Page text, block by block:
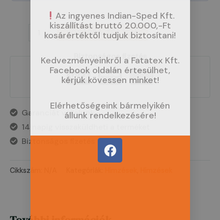
KOSÁRBA TESZEM
Biztonságos fizetés
Garanciát vállalunk
14 napig visszaküldheti a terméket
Biztonságos fizetés
Cikkszám:
Az ingyenes Indian-Sped Kft.
kiszállítást bruttó 20.000,-Ft
kosárértéktől tudjuk biztosítani!
Kedvezményeinkről a Fatatex Kft.
Facebook oldalán értesülhet,
kérjük kövessen minket!
Elérhetőségeink bármelyikén
állunk rendelkezésére!
F
a